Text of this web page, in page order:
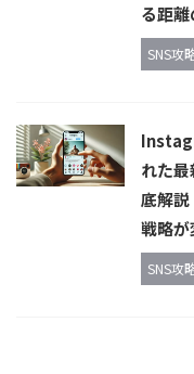
る距
SNS攻
れた
底解
戦略が
SNS攻